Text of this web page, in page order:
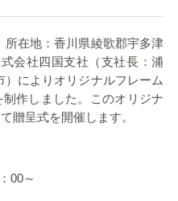
在地：香川県綾歌郡宇多津
会社四国支社（支社長：浦
によりオリジナルフレーム
作しました。このオリジナ
贈呈式を開催します。
00～